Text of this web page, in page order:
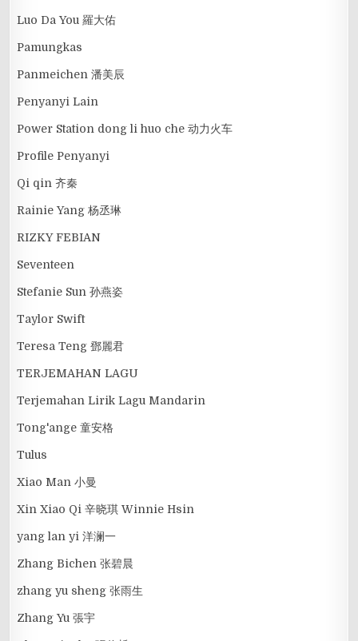
Luo Da You 羅大佑
Pamungkas
Panmeichen 潘美辰
Penyanyi Lain
Power Station dong li huo che 动力火车
Profile Penyanyi
Qi qin 齐秦
Rainie Yang 杨丞琳
RIZKY FEBIAN
Seventeen
Stefanie Sun 孙燕姿
Taylor Swift
Teresa Teng 鄧麗君
TERJEMAHAN LAGU
Terjemahan Lirik Lagu Mandarin
Tong'ange 童安格
Tulus
Xiao Man 小曼
Xin Xiao Qi 辛晓琪 Winnie Hsin
yang lan yi 洋澜一
Zhang Bichen 张碧晨
zhang yu sheng 张雨生
Zhang Yu 張宇